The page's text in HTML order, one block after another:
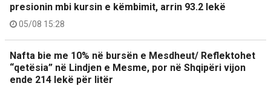
presionin mbi kursin e këmbimit, arrin 93.2 lekë
05/08 15:28
Nafta bie me 10% në bursën e Mesdheut/ Reflektohet
“qetësia” në Lindjen e Mesme, por në Shqipëri vijon
ende 214 lekë për litër